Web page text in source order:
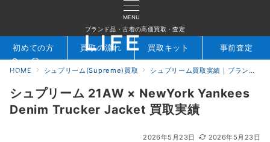
MENU
ブランド品・古着の高価買取・査定
検索 お問合せ
初めての方 買取の流れ 買取キット 事前査定
HOME シュプリーム(Supreme)買取 シュプリーム買取実績｜ブランド専門店LIFE
シュプリーム 21AW × NewYork Yankees
Denim Trucker Jacket 買取実績
2026年5月23日 2026年5月23日